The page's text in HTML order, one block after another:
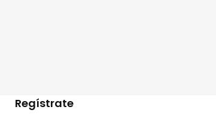
Regístrate